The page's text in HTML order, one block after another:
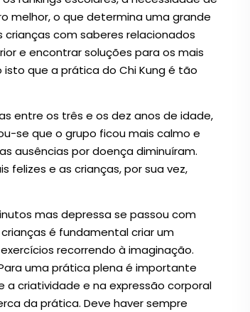
melhor, o que determina uma grande
com saberes relacionados
e encontrar soluções para os mais
isto que a prática do Chi Kung é tão
entre os três e os dez anos de idade,
se que o grupo ficou mais calmo e
ausências por doença diminuíram.
felizes e as crianças, por sua vez,
mas depressa se passou com
é fundamental criar um
recorrendo à imaginação.
uma prática plena é importante
a criatividade e na expressão corporal
da prática. Deve haver sempre